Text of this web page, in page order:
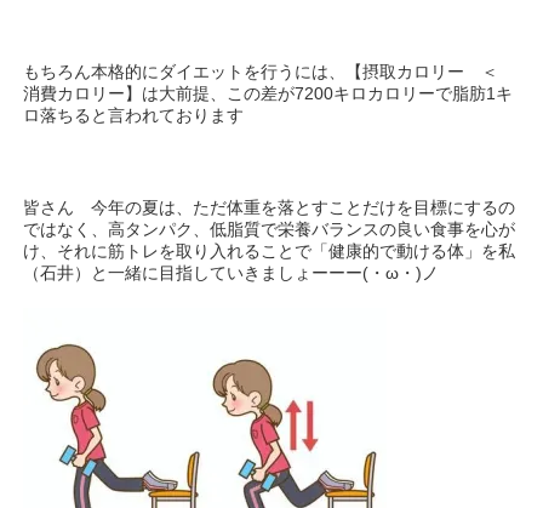
もちろん本格的にダイエットを行うには、【摂取カロリー ＜
消費カロリー】は大前提、この差が7200キロカロリーで脂肪1キ
ロ落ちると言われております
皆さん 今年の夏は、ただ体重を落とすことだけを目標にするの
ではなく、高タンパク、低脂質で栄養バランスの良い食事を心が
け、それに筋トレを取り入れることで「健康的で動ける体」を私
（石井）と一緒に目指していきましょーーー(・ω・)ノ